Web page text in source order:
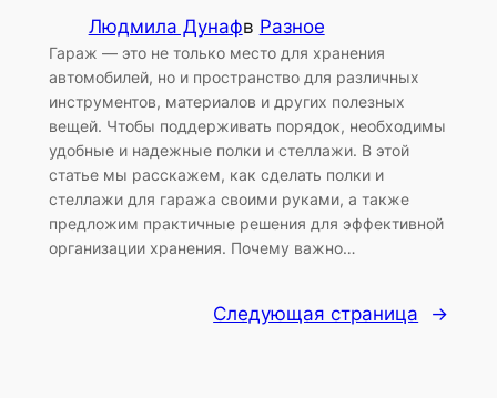
Людмила Дунафв Разное
Гараж — это не только место для хранения
автомобилей, но и пространство для различных
инструментов, материалов и других полезных
вещей. Чтобы поддерживать порядок, необходимы
удобные и надежные полки и стеллажи. В этой
статье мы расскажем, как сделать полки и
стеллажи для гаража своими руками, а также
предложим практичные решения для эффективной
организации хранения. Почему важно…
Следующая страница →